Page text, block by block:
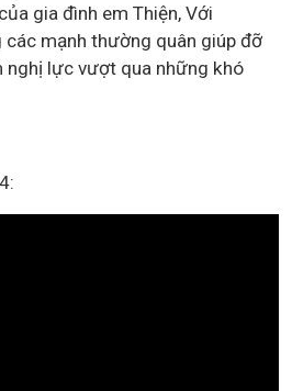
gia đình em Thiện, Với
các mạnh thường quân giúp đỡ
nghị lực vượt qua những khó